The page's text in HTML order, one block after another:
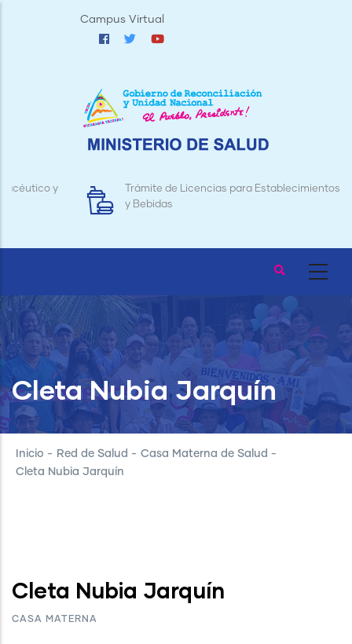
Campus Virtual
Trámite de Licencias para Establecimientos de Alimentos
y Bebidas
Cleta Nubia Jarquín
Inicio - Red de Salud - Casa Materna de Salud -
Cleta Nubia Jarquín
Cleta Nubia Jarquín
CASA MATERNA